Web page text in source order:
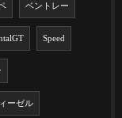
ベントレー
Speed
ーゼル